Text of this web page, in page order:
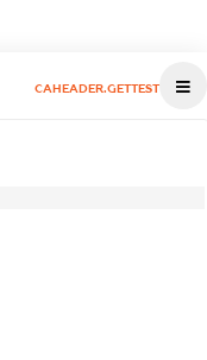
CAHEADER.GETTEST